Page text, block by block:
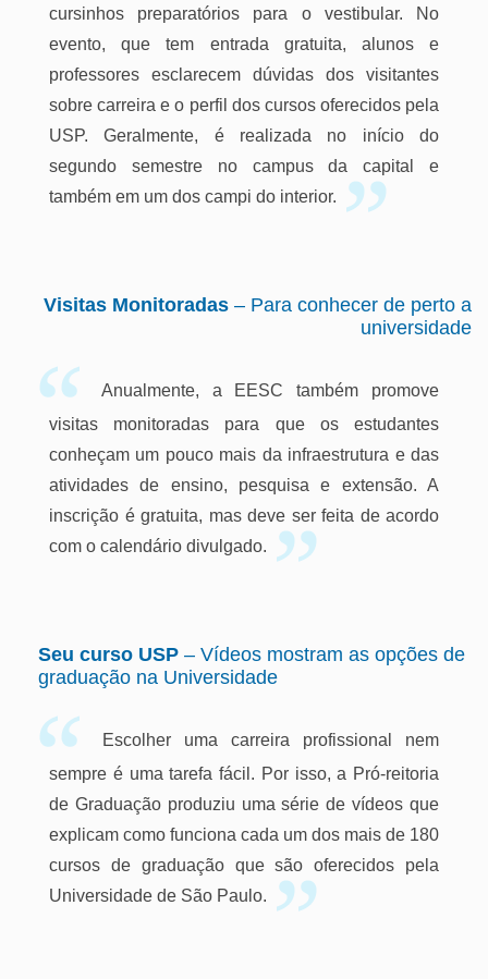
cursinhos preparatórios para o vestibular. No
evento, que tem entrada gratuita, alunos e
professores esclarecem dúvidas dos visitantes
sobre carreira e o perfil dos cursos oferecidos pela
USP. Geralmente, é realizada no início do
segundo semestre no campus da capital e
também em um dos campi do interior.
Visitas Monitoradas – Para conhecer de perto a
universidade
Anualmente, a EESC também promove
visitas monitoradas para que os estudantes
conheçam um pouco mais da infraestrutura e das
atividades de ensino, pesquisa e extensão. A
inscrição é gratuita, mas deve ser feita de acordo
com o calendário divulgado.
Seu curso USP – Vídeos mostram as opções de
graduação na Universidade
Escolher uma carreira profissional nem
sempre é uma tarefa fácil. Por isso, a Pró-reitoria
de Graduação produziu uma série de vídeos que
explicam como funciona cada um dos mais de 180
cursos de graduação que são oferecidos pela
Universidade de São Paulo.